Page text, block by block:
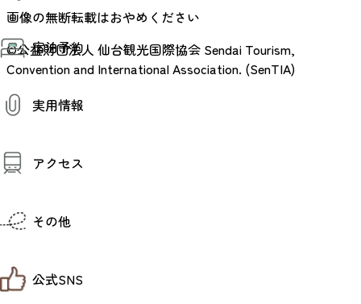
季節のイベント
プロスポーツチーム・プロオーケストラ
仙台の銘品
仙台夜時間
仙台観光マップ
仙台旅先体験コレクション
体験プログラム検索（予約）
体験事業者からのお知らせ
体験事業者
宿泊予約
実用情報
お役立ち情報
アクセス
市内の交通情報
その他
お問い合わせ
公式SNS
画像の無断転載はおやめください
©公益財団法人 仙台観光国際協会 Sendai Tourism,
Convention and International Association. (SenTIA)